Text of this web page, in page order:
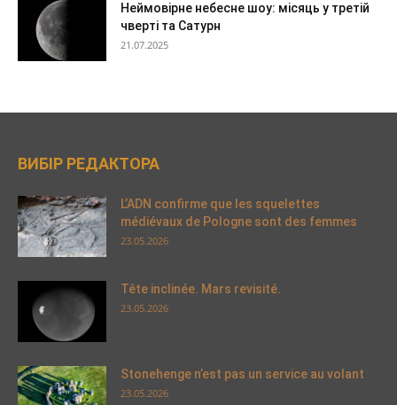
Неймовірне небесне шоу: місяць у третій
чверті та Сатурн
21.07.2025
ВИБІР РЕДАКТОРА
L’ADN confirme que les squelettes
médiévaux de Pologne sont des femmes
23.05.2026
Tête inclinée. Mars revisité.
23.05.2026
Stonehenge n’est pas un service au volant
23.05.2026